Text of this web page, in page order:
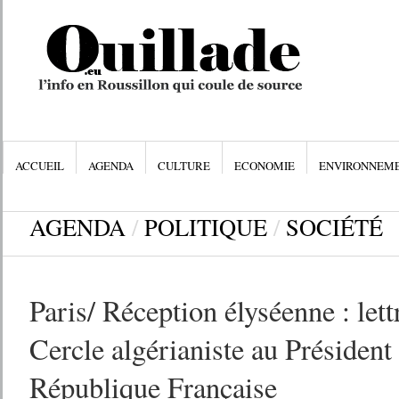
ACCUEIL AGENDA CULTURE ECONOMIE
AGENDA / POLITIQUE / SOCIÉTÉ
Paris/ Réception élyséenne :
Cercle algérianiste au
République Française